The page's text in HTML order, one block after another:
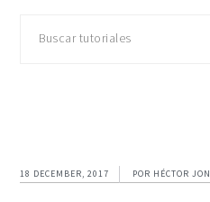
18 DECEMBER, 2017 POR HÉCTOR JON